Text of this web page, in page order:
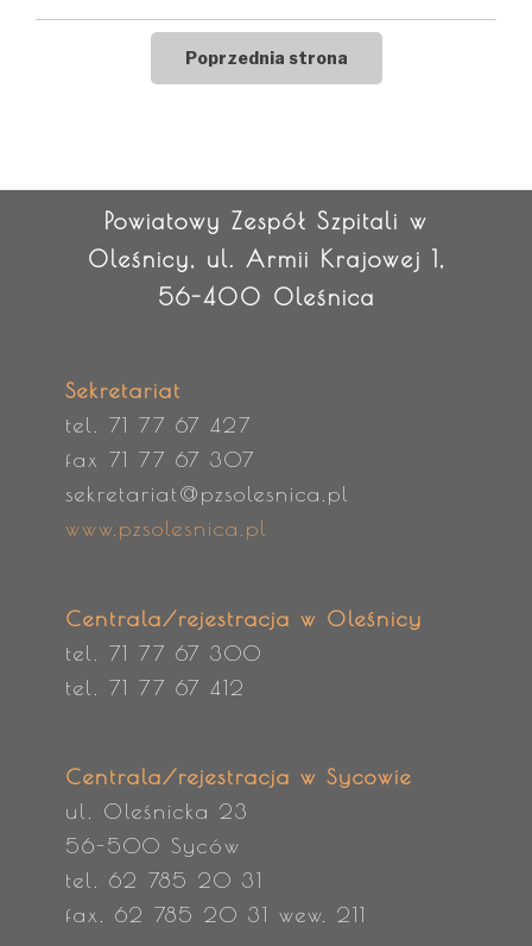
Powiatowy Zespół Szpitali w
Oleśnicy, ul. Armii Krajowej 1,
56-400 Oleśnica
Sekretariat
tel. 71 77 67 427
fax 71 77 67 307
sekretariat@pzsolesnica.pl
www.pzsolesnica.pl
Centrala/rejestracja w Oleśnicy
tel. 71 77 67 300
tel. 71 77 67 412
Centrala/rejestracja w Sycowie
ul. Oleśnicka 23
56-500 Syców
tel. 62 785 20 31
fax. 62 785 20 31 wew. 211